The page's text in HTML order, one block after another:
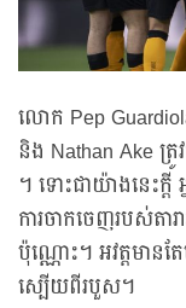
លោក Pep
និង Nathan Ake ត្
។ ទោះជាយ៉ាងនេះក្តី
ការចាកចេញរបស់តារ
ប៉ុណ្ណោះ។ អវត្តមាន
ស្បើយពីរបួស។